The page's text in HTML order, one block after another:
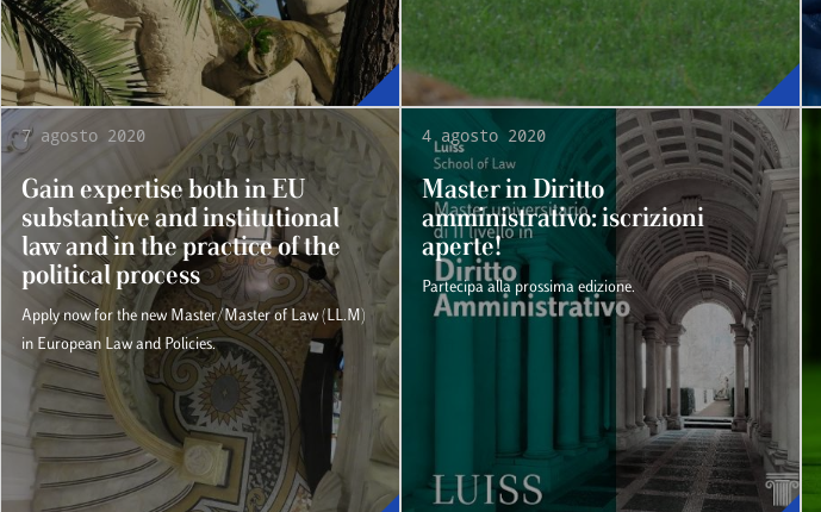
7 agosto 2020
Gain expertise both in EU
substantive and institutional
law and in the practice of the
political process
Apply now for the new Master/Master of Law (LL.M)
in European Law and Policies.
4 agosto 2020
Master in Diritto
amministrativo: iscrizioni
aperte!
Partecipa alla prossima edizione.